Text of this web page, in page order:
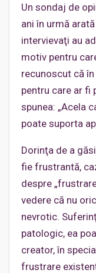
Un sondaj de
ani în urmă
intervievaţi au
motiv pentru
recunoscut că
pentru care ar fi
spunea: „Acela
poate suporta
Dorinţa de a
fie frustrantă,
despre
vedere că nu
nevrotic.
patologic, ea
creator, în
frustrare